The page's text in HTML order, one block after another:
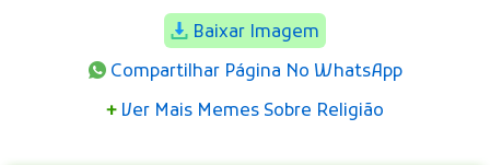
Baixar Imagem
Compartilhar Página No WhatsApp
+ Ver Mais Memes Sobre Religião